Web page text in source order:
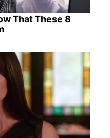
That These 8